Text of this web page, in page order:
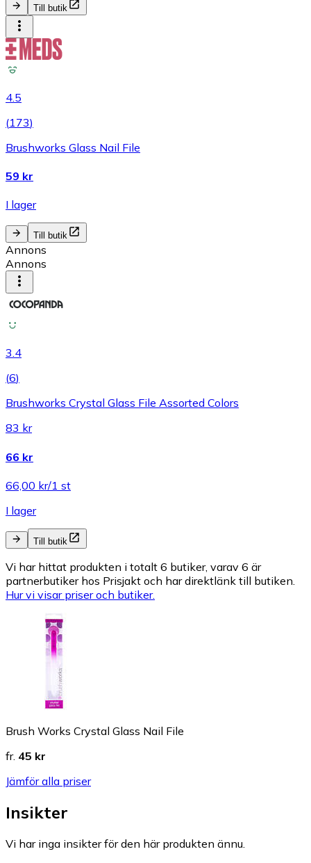
Till butik
4.5
(173)
Brushworks Glass Nail File
59 kr
I lager
Till butik
Annons
Annons
3.4
(6)
Brushworks Crystal Glass File Assorted Colors
83 kr
66 kr
66,00 kr/1 st
I lager
Till butik
Vi har hittat produkten i totalt 6 butiker, varav 6 är
partnerbutiker hos Prisjakt och har direktlänk till butiken.
Hur vi visar priser och butiker.
Brush Works Crystal Glass Nail File
fr. 45 kr
Jämför alla priser
Insikter
Vi har inga insikter för den här produkten ännu.